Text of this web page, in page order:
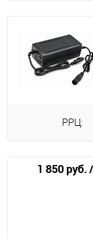
РРЦ:
1 850 руб.